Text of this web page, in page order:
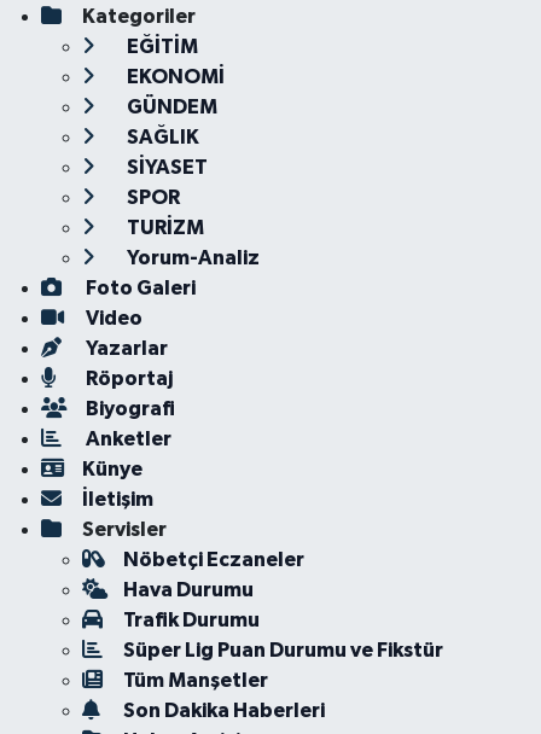
Kategoriler
EĞİTİM
EKONOMİ
GÜNDEM
SAĞLIK
SİYASET
SPOR
TURİZM
Yorum-Analiz
Foto Galeri
Video
Yazarlar
Röportaj
Biyografi
Anketler
Künye
İletişim
Servisler
Nöbetçi Eczaneler
Hava Durumu
Trafik Durumu
Süper Lig Puan Durumu ve Fikstür
Tüm Manşetler
Son Dakika Haberleri